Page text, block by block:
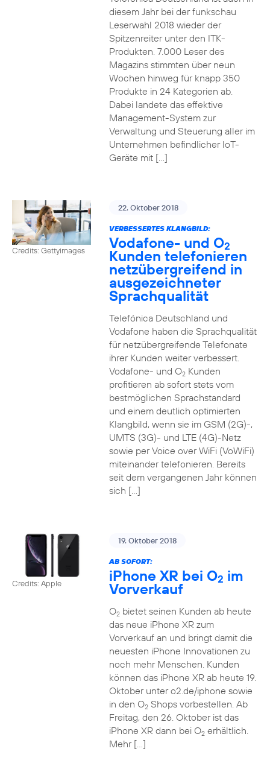
diesem Jahr bei der funkschau
Leserwahl 2018 wieder der
Spitzenreiter unter den ITK-
Produkten. 7.000 Leser des
Magazins stimmten über neun
Wochen hinweg für knapp 350
Produkte in 24 Kategorien ab.
Dabei landete das effektive
Management-System zur
Verwaltung und Steuerung aller im
Unternehmen befindlicher IoT-
Geräte mit […]
Credits: Gettyimages
22. Oktober 2018
VERBESSERTES KLANGBILD:
Vodafone- und O2
Kunden telefonieren
netzübergreifend in
ausgezeichneter
Sprachqualität
Telefónica Deutschland und
Vodafone haben die Sprachqualität
für netzübergreifende Telefonate
ihrer Kunden weiter verbessert.
Vodafone- und O2Kunden
profitieren ab sofort stets vom
bestmöglichen Sprachstandard
und einem deutlich optimierten
Klangbild, wenn sie im GSM (2G)-,
UMTS (3G)- und LTE (4G)-Netz
sowie per Voice over WiFi (VoWiFi)
miteinander telefonieren. Bereits
seit dem vergangenen Jahr können
sich […]
Credits: Apple
19. Oktober 2018
AB SOFORT:
iPhone XR bei O2 im
Vorverkauf
O2bietet seinen Kunden ab heute
das neue iPhone XR zum
Vorverkauf an und bringt damit die
neuesten iPhone Innovationen zu
noch mehr Menschen. Kunden
können das iPhone XR ab heute 19.
Oktober unter o2.de/iphone sowie
in den O2Shops vorbestellen. Ab
Freitag, den 26. Oktober ist das
iPhone XR dann bei O2erhältlich.
Mehr […]